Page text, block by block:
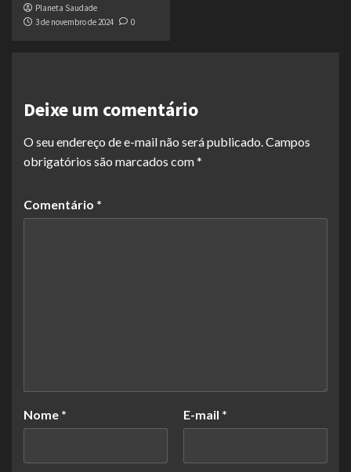
Planeta Saudade
3 de novembro de 2024
0
Deixe um comentário
O seu endereço de e-mail não será publicado. Campos
obrigatórios são marcados com*
Comentário *
Nome * E-mail *